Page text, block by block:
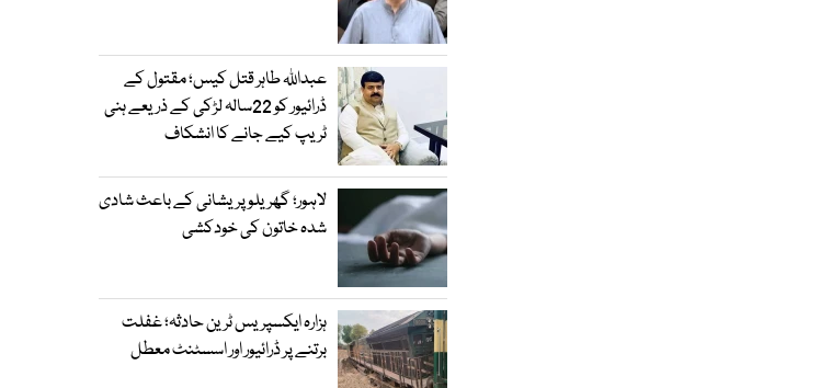
عبداللہ طاہر قتل کیس؛ مقتول کے
ڈرائیور کو 22سالہ لڑکی کے ذریعے ہنی
ٹریپ کیے جانے کا انشکاف
لاہور؛ گھریلو پریشانی کے باعث شادی
شدہ خاتون کی خودکشی
ہزارہ ایکسپریس ٹرین حادثہ؛ غفلت
برتنے پر ڈرائیور اور اسسٹنٹ معطل